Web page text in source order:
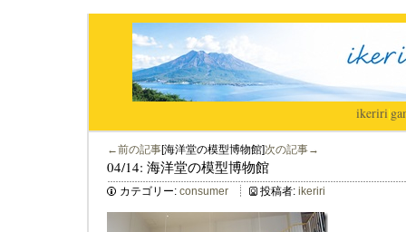
ikeriri|
←前の記事[海洋堂の模型博物館]次の記事→
04/14: 海洋堂の模型博物館
カテゴリー: consumer 投稿者: ikeriri